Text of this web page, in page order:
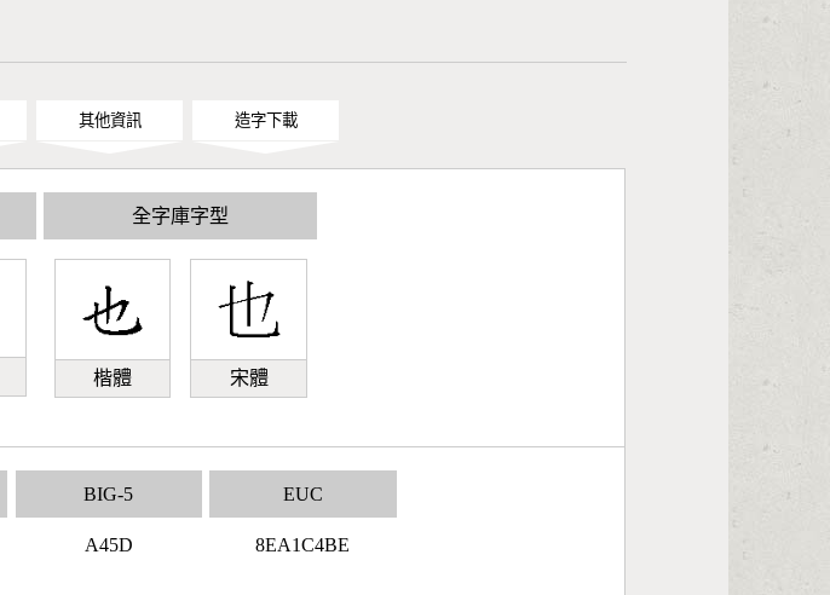
其他資訊 造字下載
全字庫字型
楷體 宋體
BIG-5
A45D
EUC
8EA1C4BE